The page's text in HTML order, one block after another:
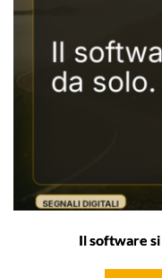
Il software si